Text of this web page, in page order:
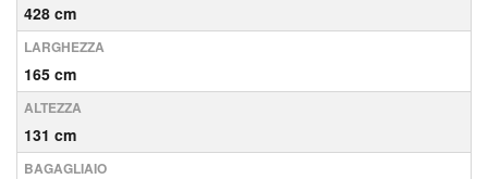
428 cm
LARGHEZZA
165 cm
ALTEZZA
131 cm
BAGAGLIAIO